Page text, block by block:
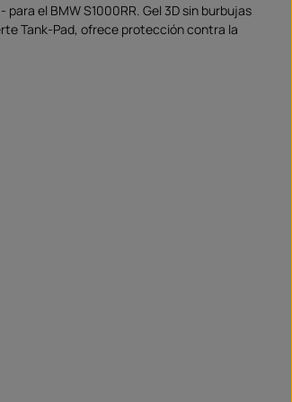
para el BMW S1000RR. Gel 3D sin burbujas
Tank-Pad, ofrece protección contra la